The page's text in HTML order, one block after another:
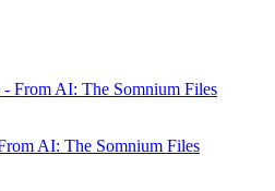
AI: The Somnium Files